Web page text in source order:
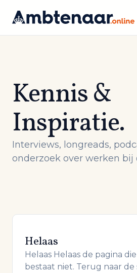
inhoud
Kennis &
Inspiratie.
Interviews, longreads,
onderzoek over werken bij
Helaas
Helaas Helaas de pagina
bestaat niet. Terug naar